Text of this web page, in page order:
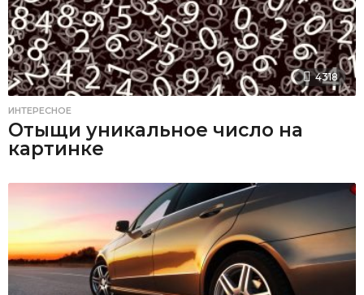
4318
ИНТЕРЕСНОЕ
Отыщи уникальное число на
картинке